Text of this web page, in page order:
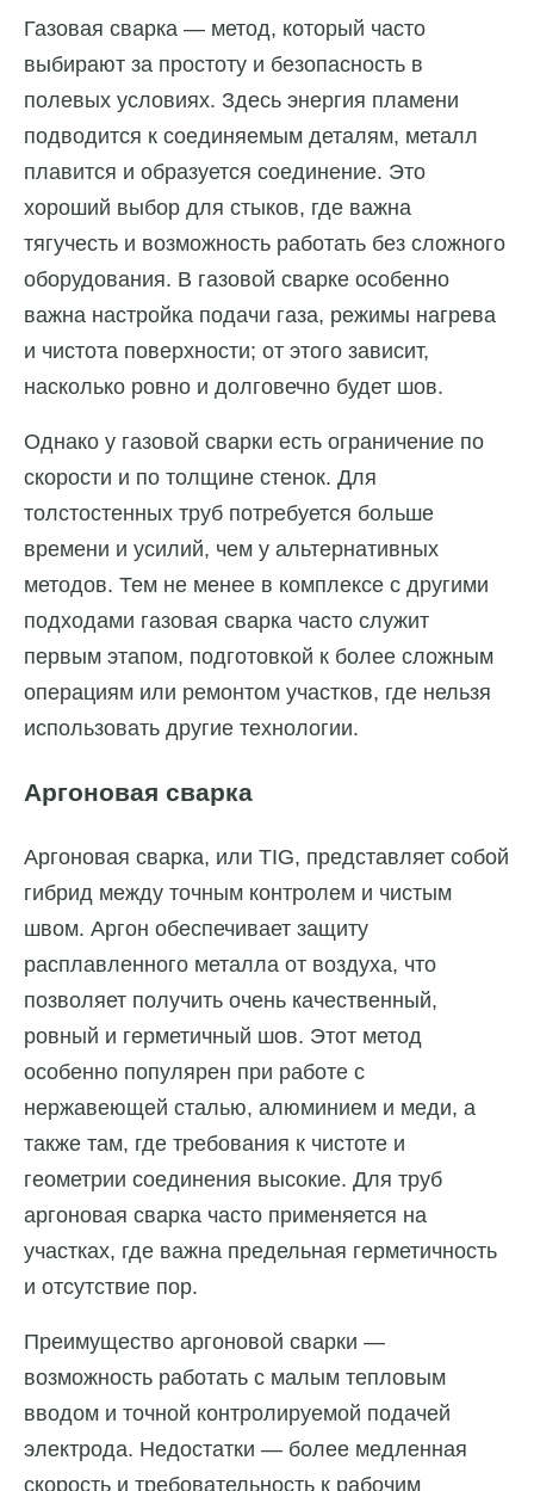
Газовая сварка — метод, который часто
выбирают за простоту и безопасность в
полевых условиях. Здесь энергия пламени
подводится к соединяемым деталям, металл
плавится и образуется соединение. Это
хороший выбор для стыков, где важна
тягучесть и возможность работать без сложного
оборудования. В газовой сварке особенно
важна настройка подачи газа, режимы нагрева
и чистота поверхности; от этого зависит,
насколько ровно и долговечно будет шов.
Однако у газовой сварки есть ограничение по
скорости и по толщине стенок. Для
толстостенных труб потребуется больше
времени и усилий, чем у альтернативных
методов. Тем не менее в комплексе с другими
подходами газовая сварка часто служит
первым этапом, подготовкой к более сложным
операциям или ремонтом участков, где нельзя
использовать другие технологии.
Аргоновая сварка
Аргоновая сварка, или TIG, представляет собой
гибрид между точным контролем и чистым
швом. Аргон обеспечивает защиту
расплавленного металла от воздуха, что
позволяет получить очень качественный,
ровный и герметичный шов. Этот метод
особенно популярен при работе с
нержавеющей сталью, алюминием и меди, а
также там, где требования к чистоте и
геометрии соединения высокие. Для труб
аргоновая сварка часто применяется на
участках, где важна предельная герметичность
и отсутствие пор.
Преимущество аргоновой сварки —
возможность работать с малым тепловым
вводом и точной контролируемой подачей
электрода. Недостатки — более медленная
скорость и требовательность к рабочим